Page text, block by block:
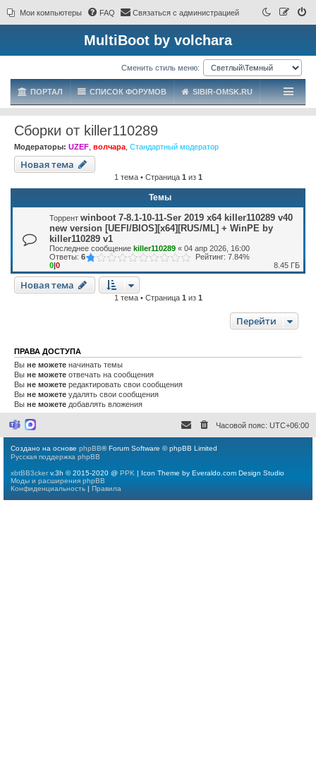
Мои компьютеры FAQ Связаться с администрацией
MultiBoot by volchara
Сменить стиль меню:
ПОРТАЛ СПИСОК ФОРУМОВ SIBIR-OMSK.RU
Сборки от killer110289
Модераторы: UZEF волчара Стандартный модератор
Новая тема
1 тема • Страница 1 из 1
Темы
Торрент winboot 7-8.1-10-11-Ser 2019 x64 killer110289 v40
new version [UEFI/BIOS][x64][RUS/ML] + WinPE by
killer110289 v1
Последнее сообщение killer110289 « 04 апр 2026, 16:00
Ответы: 6
0|0
Рейтинг: 7.84%
8.45 ГБ
Новая тема
1 тема • Страница 1 из 1
Перейти
ПРАВА ДОСТУПА
Вы не можете начинать темы
Вы не можете отвечать на сообщения
Вы не можете редактировать свои сообщения
Вы не можете удалять свои сообщения
Вы не можете добавлять вложения
M
r
o
o
f
t
M
Часовой пояс: UTC+06:00
Создано на основе phpBB® Forum Software © phpBB Limited
Русская поддержка phpBB
xbtBB3ckerv.3h © 2015-2020 @ PPK | Icon Theme by Everaldo.com Design Studio
Моды и расширения phpBB
Конфиденциальность | Правила